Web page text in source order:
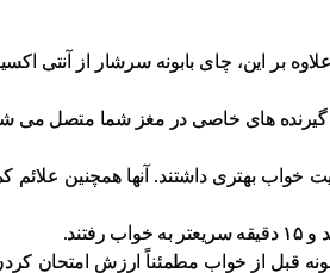
بر این، چای بابونه سرشار از آنتی
گیرنده های خاصی در مغز شما متصل
خواب بهتری داشتند. آنها همچنین
قبل از خواب مطمئناً ارزش امتحان